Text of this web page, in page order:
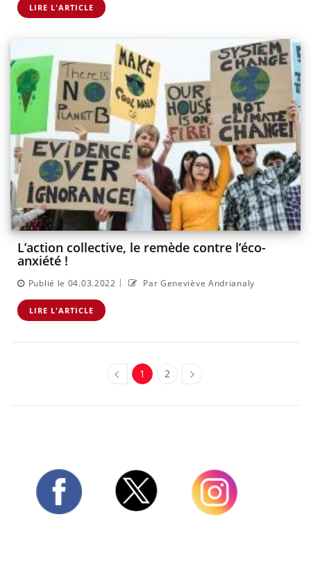
LIRE L'ARTICLE
L’action collective, le remède contre l’éco-
anxiété !
Publié le 04.03.2022 | Par Geneviève Andrianaly
LIRE L'ARTICLE
1 2